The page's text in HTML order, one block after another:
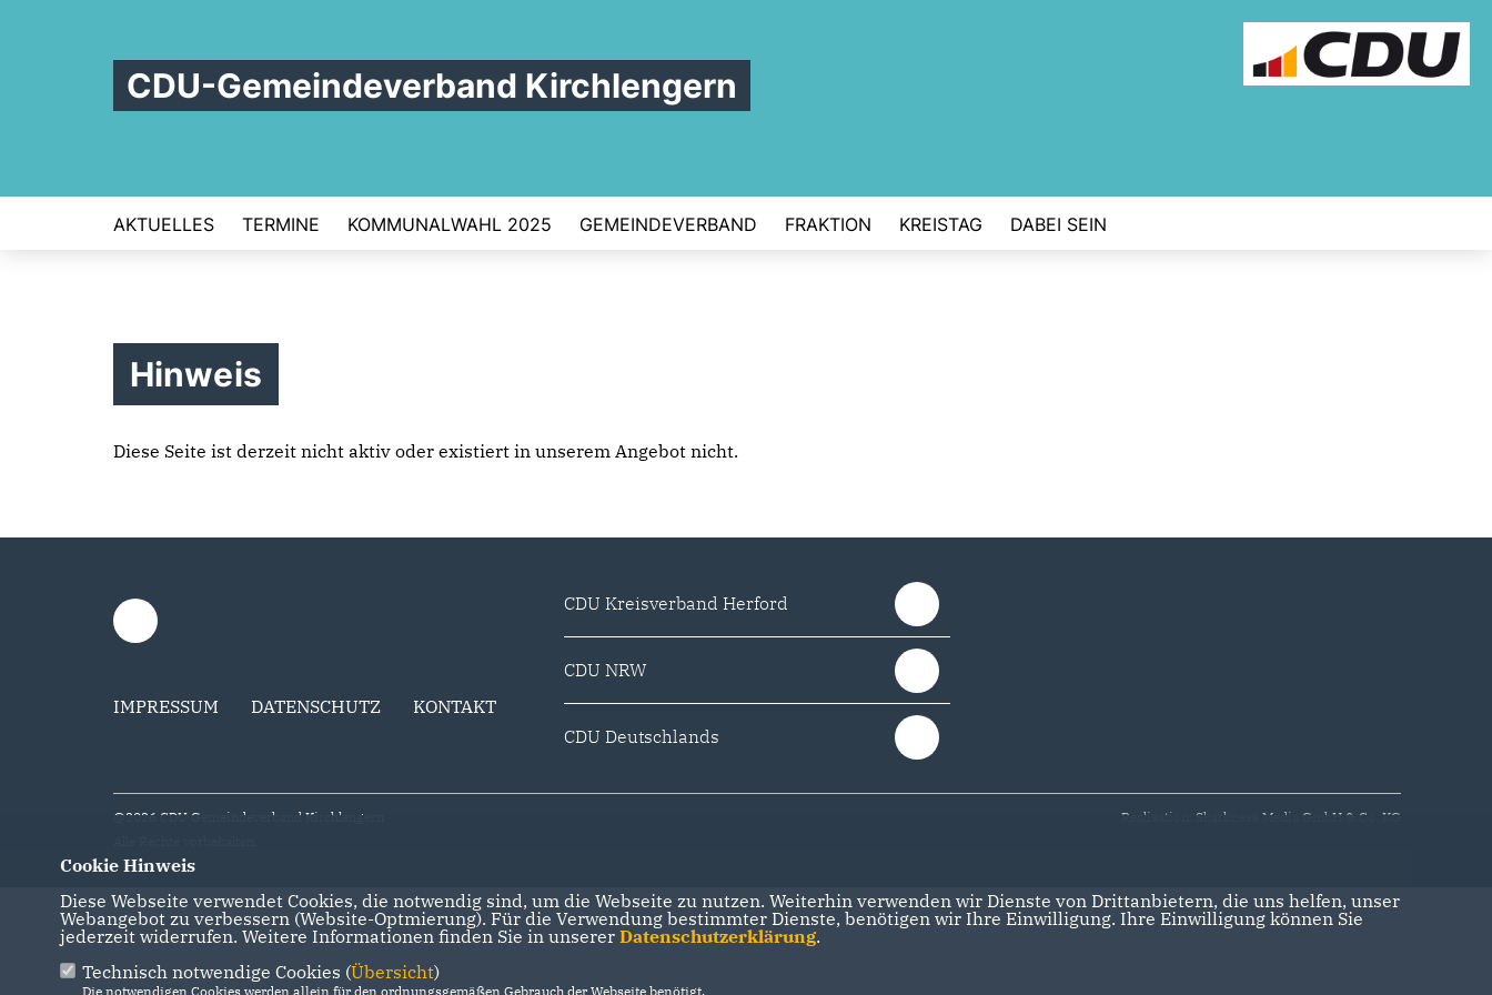
CDU-Gemeindeverband Kirchlengern
AKTUELLES TERMINE KOMMUNALWAHL 2025 GEMEINDEVERBAND FRAKTION KREISTAG DABEI SEIN
Hinweis
Diese Seite ist derzeit nicht aktiv oder existiert in unserem Angebot nicht.
IMPRESSUM DATENSCHUTZ KONTAKT
CDU Kreisverband Herford
CDU NRW
CDU Deutschlands
@2026 CDU Gemeindeverband Kirchlengern
Realisation: Sharkness Media GmbH & Co. KG
Cookie Hinweis
Diese Webseite verwendet Cookies, die notwendig sind, um die Webseite zu nutzen. Weiterhin verwenden wir Dienste von Drittanbietern, die uns helfen, unser
Webangebot zu verbessern (Website-Optmierung). Für die Verwendung bestimmter Dienste, benötigen wir Ihre Einwilligung. Ihre Einwilligung können Sie
jederzeit widerrufen. Weitere Informationen finden Sie in unserer Datenschutzerklärung.
Technisch notwendige Cookies (Übersicht)
Die notwendigen Cookies werden allein für den ordnungsgemäßen Gebrauch der Webseite benötigt.